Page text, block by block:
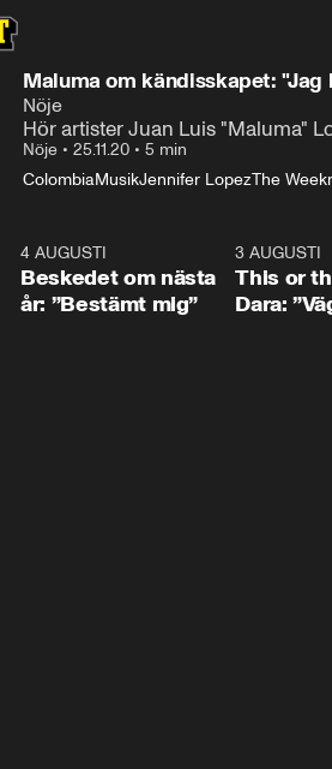
Maluma om kändisskapet:
Nöje
Hör artister Juan Luis "Maluma"
Nöje • 25.11.20 • 5 min
ColombiaMusikJennifer LopezThe
1:04
0:24
4 AUGUSTI
Beskedet om nästa
år: ”Bestämt mig”
3 AUGUSTI
This or
Dara: